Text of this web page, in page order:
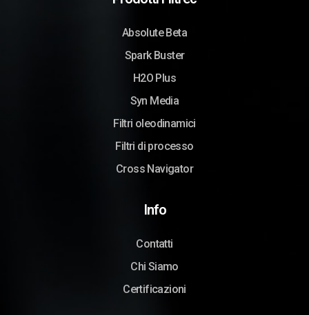
Absolute Beta
Spark Buster
H2O Plus
Syn Media
Filtri oleodinamici
Filtri di processo
Cross Navigator
Info
Contatti
Chi Siamo
Certificazioni